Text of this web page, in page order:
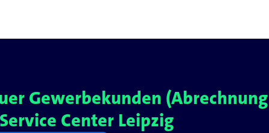
Gewerbekunden
Center Leipzig